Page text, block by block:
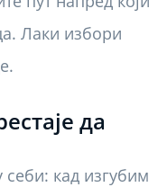
Лаки избори
да
кад изгубим